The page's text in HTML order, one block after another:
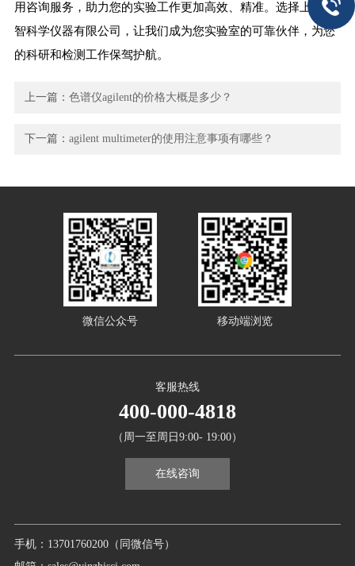
用咨询服务，助力您的实验工作更加高效、精准。选择上海隐
智科学仪器有限公司，让我们成为您实验室的可靠伙伴，为您
的科研和检测工作保驾护航。
上一篇：色谱仪agilent的价格大概是多少？
下一篇：agilent multimeter的使用注意事项有哪些？
手机：13701760200（同微信号）
客服热线
400-000-4818
（周一至周日9:00- 19:00）
在线咨询
微信公众号 移动端浏览